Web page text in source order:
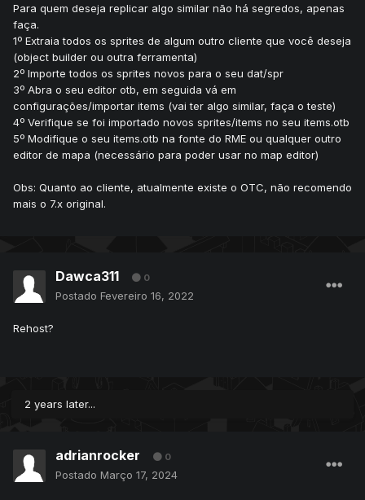
Para quem deseja replicar algo similar não há segredos, apenas
faça.
1º Extraia todos os sprites de algum outro cliente que você deseja
(object builder ou outra ferramenta)
2º Importe todos os sprites novos para o seu dat/spr
3º Abra o seu editor otb, em seguida vá em
configurações/importar items (vai ter algo similar, faça o teste)
4º Verifique se foi importado novos sprites/items no seu items.otb
5º Modifique o seu items.otb na fonte do RME ou qualquer outro
editor de mapa (necessário para poder usar no map editor)
Obs: Quanto ao cliente, atualmente existe o OTC, não recomendo
mais o 7.x original.
Dawca311 0
Postado Fevereiro 16, 2022
Rehost?
2 years later...
adrianrocker 0
Postado Março 17, 2024